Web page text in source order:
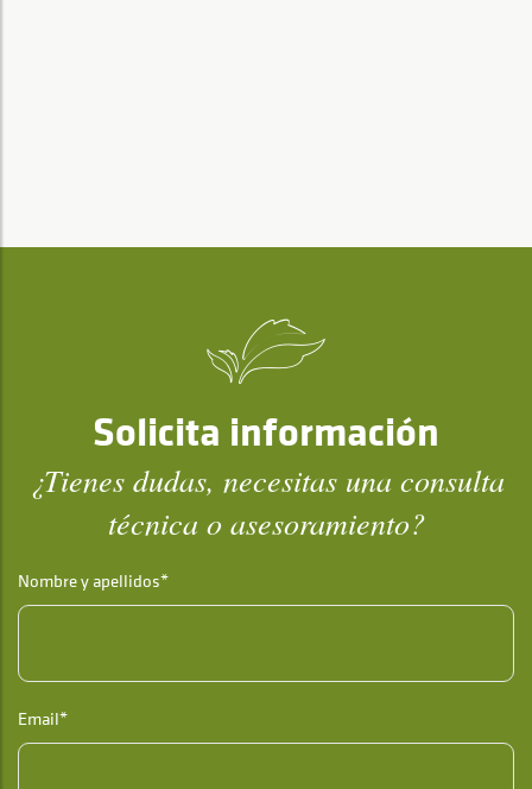
Solicita información
¿Tienes dudas, necesitas una consulta
técnica o asesoramiento?
Nombre y apellidos*
Email*